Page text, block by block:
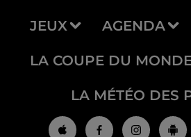
JEUX AGENDA
LA COUPE DU
LA MÉTÉO DES